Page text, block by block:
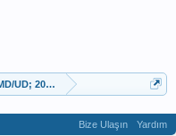
UD; 2010–2015)
Bize Ulaşın Yardım